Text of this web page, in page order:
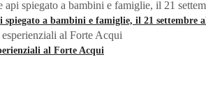
spiegato a bambini e famiglie, il 21 settembre
al Forte Acqui